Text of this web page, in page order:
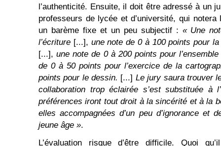
l’authenticité. Ensuite, il doit être adressé à un
professeurs de lycée et d’université, qui
un barème fixe et un peu subjectif : « Une
l’écriture [...], une note de 0 à 100 points pour
[...], une note de 0 à 200 points pour
de 0 à 50 points pour l’exercice de la
points pour le dessin. [...] Le jury saura trouver
collaboration trop éclairée s’est substituée à
préférences iront tout droit à la sincérité et à la
elles accompagnées d’un peu d’ignorance et
jeune âge ».
L’évaluation risque d’être difficile. Quoi